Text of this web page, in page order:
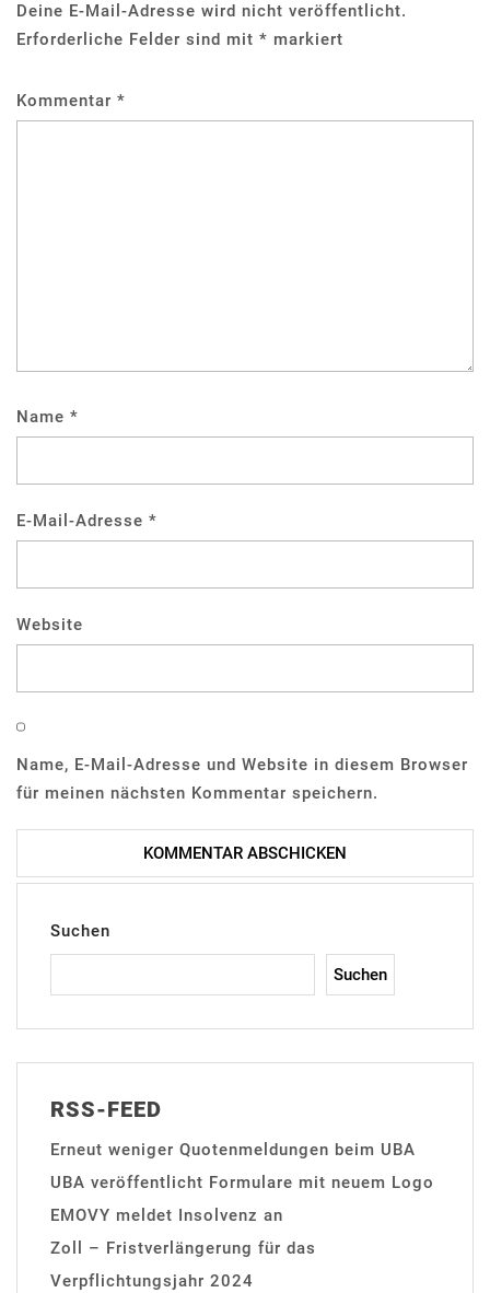
Deine E-Mail-Adresse wird nicht veröffentlicht.
Erforderliche Felder sind mit * markiert
Kommentar *
Name *
E-Mail-Adresse *
Website
Name, E-Mail-Adresse und Website in diesem Browser
für meinen nächsten Kommentar speichern.
Suchen
Suchen
RSS-FEED
Erneut weniger Quotenmeldungen beim UBA
UBA veröffentlicht Formulare mit neuem Logo
EMOVY meldet Insolvenz an
Zoll – Fristverlängerung für das
Verpflichtungsjahr 2024